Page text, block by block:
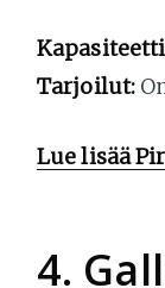
Tarjoilut:
Lue lisää
4.